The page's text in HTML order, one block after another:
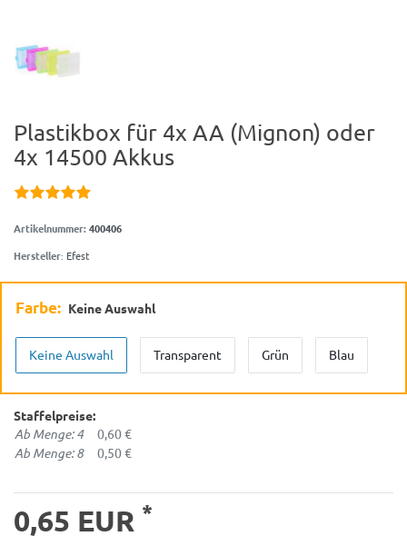
Plastikbox für 4x AA (Mignon) oder
4x 14500 Akkus
Artikelnummer:400406
Hersteller: Efest
Farbe: Keine Auswahl
Keine Auswahl Transparent Grün Blau
Staffelpreise:
Ab Menge: 4 0,60 €
Ab Menge: 8 0,50 €
0,65 EUR *